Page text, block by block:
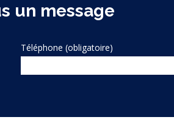
un message
Téléphone (obligatoire)